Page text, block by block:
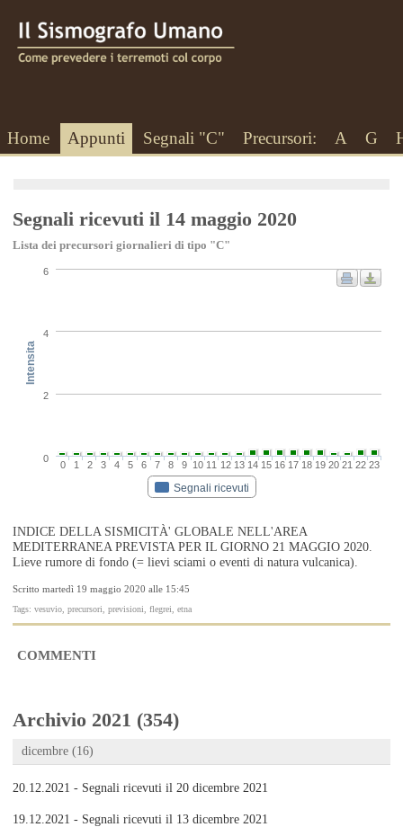
Home Appunti Segnali "C" Precursori: A G
Segnali ricevuti il 14 maggio 2020
Lista dei precursori giornalieri di tipo "C"
Intensita
Segnali ricevuti
0 1 2 3 4 5 6 7 8 9 10 11 12 13 14 15 16 17 18 19 20 21 22 23
0
2
4
6
INDICE DELLA SISMICITÀ' GLOBALE NELL'AREA
MEDITERRANEA PREVISTA PER IL GIORNO 21 MAGGIO 2020.
Lieve rumore di fondo (= lievi sciami o eventi di natura vulcanica).
Scritto martedì 19 maggio 2020 alle 15:45
Tags: vesuvio, precursori, previsioni, flegrei, etna
COMMENTI
Archivio 2021 (354)
dicembre (16)
20.12.2021 - Segnali ricevuti il 20 dicembre 2021
19.12.2021 - Segnali ricevuti il 13 dicembre 2021